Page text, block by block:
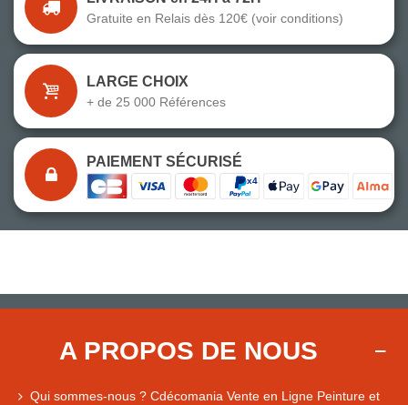
Gratuite en Relais dès 120€ (voir conditions)
LARGE CHOIX
+ de 25 000 Références
PAIEMENT SÉCURISÉ
A PROPOS DE NOUS
Qui sommes-nous ? Cdécomania Vente en Ligne Peinture et